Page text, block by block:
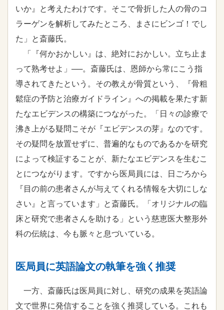
いか』と考えたわけです。そこで骨折した人の骨のコ
ラーゲンを解析してみたところ、まさにビンゴ！でし
た」と斎藤氏。
「『何かおかしい』は、絶対におかしい。立ち止ま
って熟考せよ」──。斎藤氏は、恩師から常にこう指
導されてきたという。その教えが骨質という、『骨粗
鬆症の予防と治療ガイドライン』への掲載を果たす新
たなエビデンスの構築につながった。「日々の診療で
沸き上がる疑問こそが『エビデンスの芽』なのです。
その疑問を放置せずに、普遍的なものであるかを研究
によって検証することが、新たなエビデンスを生むこ
とにつながります。ですから医局員には、日ごろから
『目の前の患者さんが与えてくれる情報を大切にしな
さい』と言っています」と斎藤氏。「オリジナルの臨
床と研究で患者さんを助ける」という慈恵医大整形外
科の伝統は、今も脈々と息づいている。
医局員に英語論文の執筆を強く推奨
一方、斎藤氏は医局員に対し、研究の成果を英語論
文で世界に発信することを強く推奨している。これも